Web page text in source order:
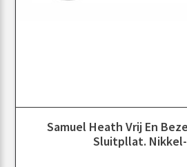
Samuel Heath Vrij En
Sluitpllat.